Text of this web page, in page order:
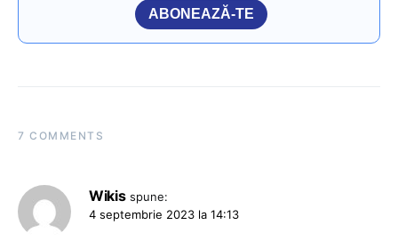
ABONEAZĂ-TE
7 COMMENTS
Wikis spune:
4 septembrie 2023 la 14:13